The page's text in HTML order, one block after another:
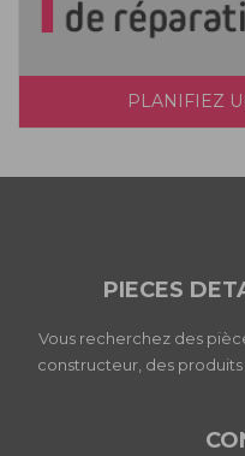
PLANIFIEZ
PIECES
Vous recherchez des
constructeur, des